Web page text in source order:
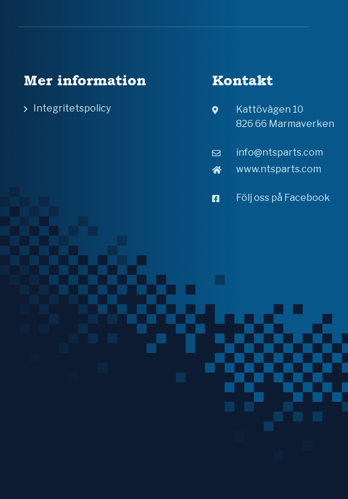
Mer information
Integritetspolicy
Kontakt
Kattövägen 10
826 66 Marmaverken
info@ntsparts.com
www.ntsparts.com
Följ oss på Facebook